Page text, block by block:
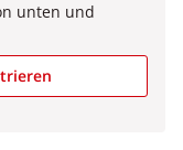
unten und